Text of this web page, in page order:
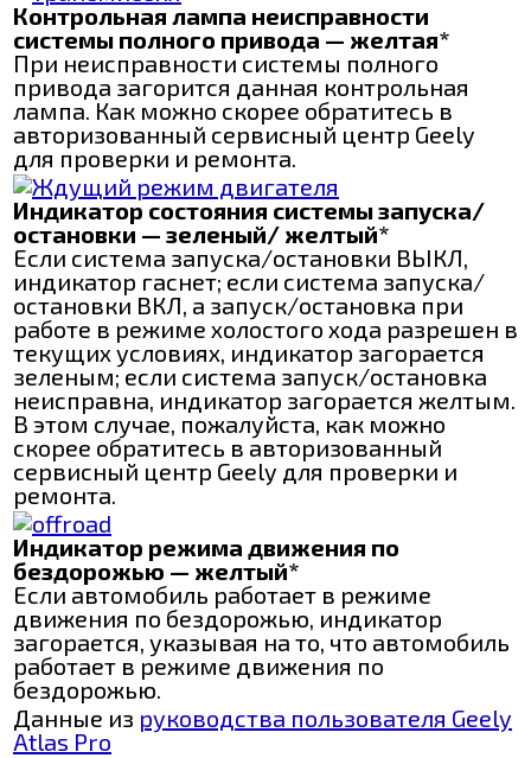
Контрольная лампа неисправности
системы полного привода — желтая*
При неисправности системы полного
привода загорится данная контрольная
лампа. Как можно скорее обратитесь в
авторизованный сервисный центр Geely
для проверки и ремонта.
Индикатор состояния системы запуска/
остановки — зеленый/ желтый*
Если система запуска/остановки ВЫКЛ,
индикатор гаснет; если система запуска/
остановки ВКЛ, а запуск/остановка при
работе в режиме холостого хода разрешен в
текущих условиях, индикатор загорается
зеленым; если система запуск/остановка
неисправна, индикатор загорается желтым.
В этом случае, пожалуйста, как можно
скорее обратитесь в авторизованный
сервисный центр Geely для проверки и
ремонта.
Индикатор режима движения по
бездорожью — желтый*
Если автомобиль работает в режиме
движения по бездорожью, индикатор
загорается, указывая на то, что автомобиль
работает в режиме движения по
бездорожью.
Данные из руководства пользователя Geely
Atlas Pro